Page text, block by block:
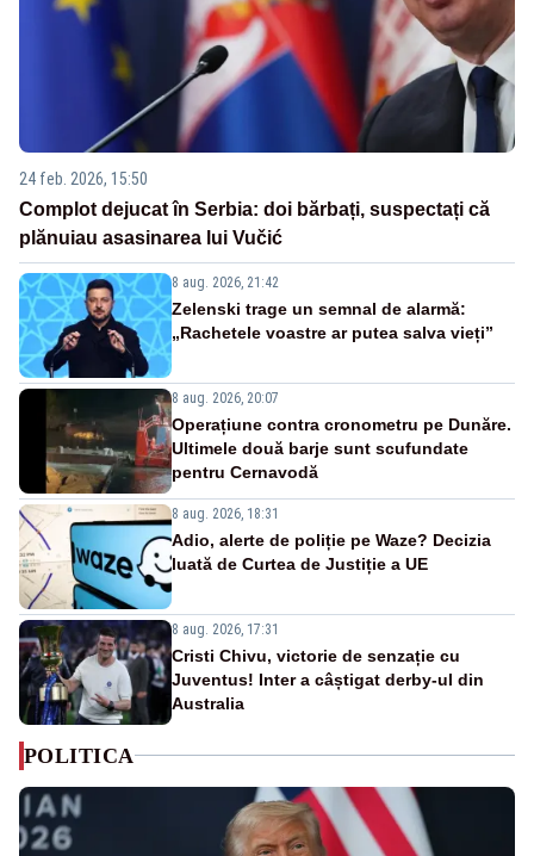
24 feb. 2026, 15:50
Complot dejucat în Serbia: doi bărbați, suspectați că
plănuiau asasinarea lui Vučić
8 aug. 2026, 21:42
Zelenski trage un semnal de alarmă:
„Rachetele voastre ar putea salva vieți”
8 aug. 2026, 20:07
Operațiune contra cronometru pe Dunăre.
Ultimele două barje sunt scufundate
pentru Cernavodă
8 aug. 2026, 18:31
Adio, alerte de poliție pe Waze? Decizia
luată de Curtea de Justiție a UE
8 aug. 2026, 17:31
Cristi Chivu, victorie de senzație cu
Juventus! Inter a câștigat derby-ul din
Australia
POLITICA